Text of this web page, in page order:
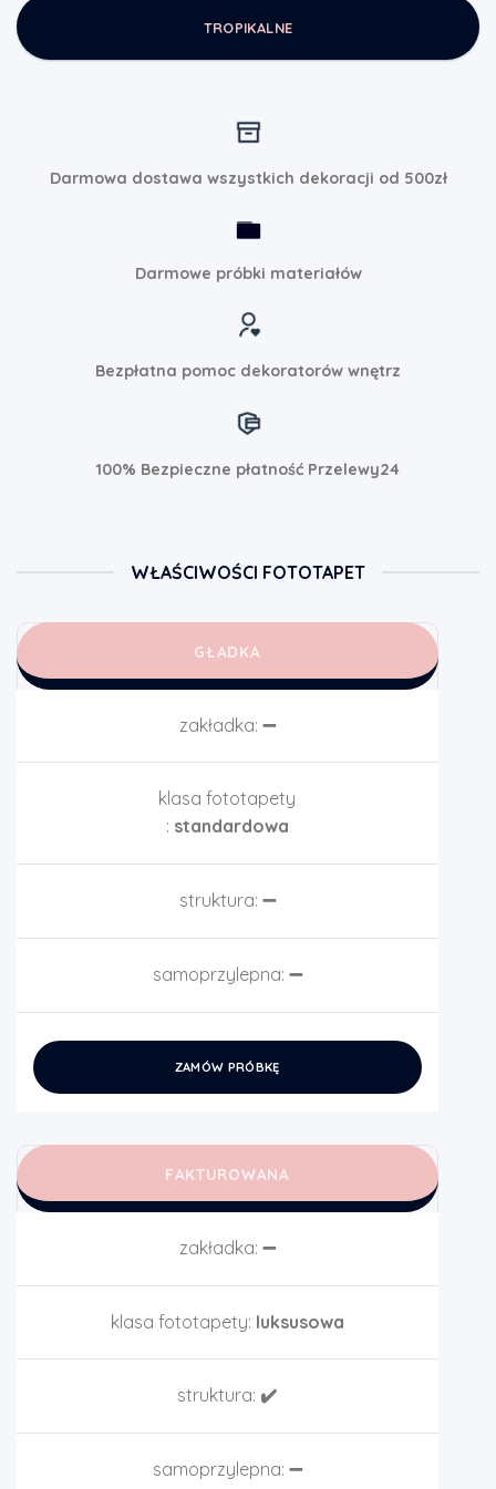
TROPIKALNE
Darmowa dostawa wszystkich dekoracji od 500zł
Darmowe próbki materiałów
Bezpłatna pomoc dekoratorów wnętrz
100% Bezpieczne płatność Przelewy24
WŁAŚCIWOŚCI FOTOTAPET
GŁADKA
zakładka: ➖
klasa fototapety
: standardowa
struktura: ➖
samoprzylepna: ➖
ZAMÓW PRÓBKĘ
FAKTUROWANA
zakładka: ➖
klasa fototapety: luksusowa
struktura: ✔️
samoprzylepna: ➖